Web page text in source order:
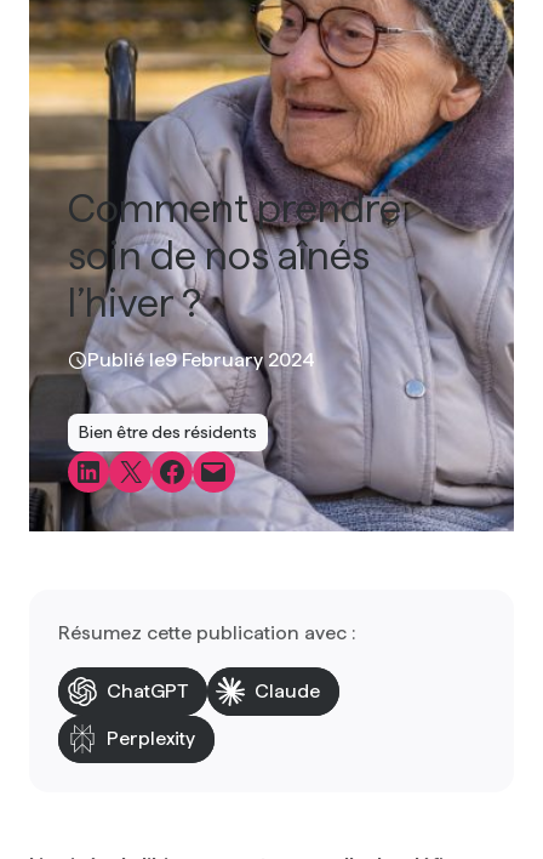
Comment prendre
soin de nos aînés
l’hiver ?
Publié le9 February 2024
Bien être des résidents
Share on LinkedIn
Share on X Share on Facebook
Email this Page
Résumez cette publication avec :
ChatGPT Claude
Perplexity